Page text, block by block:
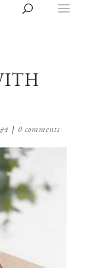
| 0 comments